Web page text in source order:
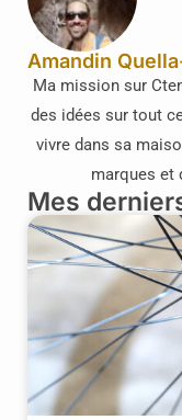
Amandin
Ma mission sur
des idées sur tout
vivre dans sa
marques et
Mes